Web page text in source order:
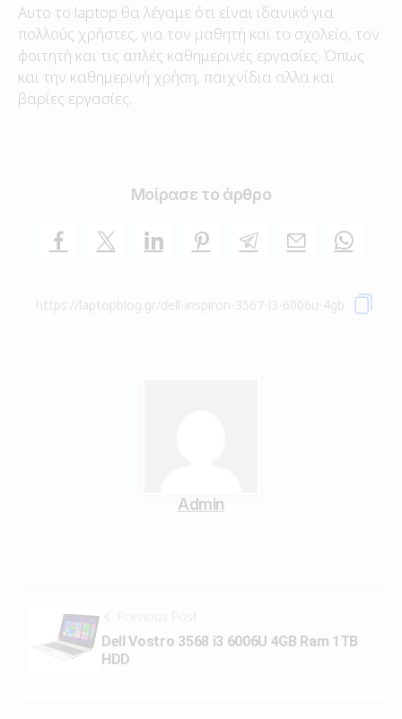
Αυτο το laptop θα λέγαμε ότι είναι ιδανικό για
πολλούς χρήστες, για τον μαθητή και το σχολείο, τον
φοιτητή και τις απλές καθημερινές εργασίες. Όπως
και την καθημερινή χρήση, παιχνίδια αλλα και
βαρίες εργασίες.
Μοίρασε το άρθρο
Admin
Previous Post
Dell Vostro 3568 i3 6006U 4GB Ram 1TB
HDD